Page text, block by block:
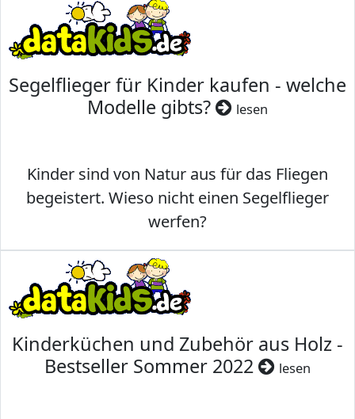
Segelflieger für Kinder kaufen - welche
Modelle gibts?
lesen
Kinder sind von Natur aus für das Fliegen
begeistert. Wieso nicht einen Segelflieger
werfen?
Kinderküchen und Zubehör aus Holz -
Bestseller Sommer 2022
lesen